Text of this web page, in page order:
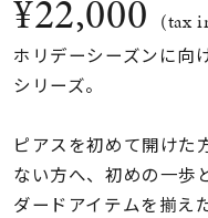
着用シーン
コレクション
レディース
リングサイズ
¥22,000 (tax
ホリデーシーズンに向
シリーズ。
ピアスを初めて開けた
ない方へ、初めの一歩
ダードアイテムを揃え